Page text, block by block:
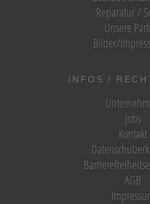
Reparatur /
Unsere
Bilder/
INFOS /
Jobs
Kontakt
AGB